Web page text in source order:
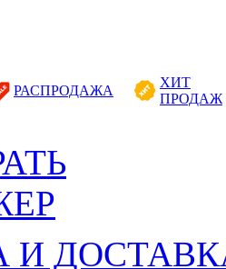
РАСПРОДАЖА
ХИТ
ПРОДАЖ
И